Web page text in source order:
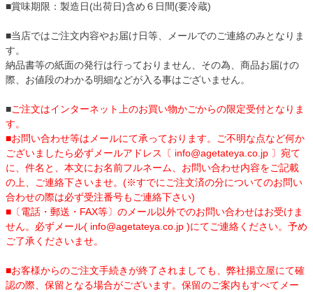
■賞味期限：製造日(出荷日)含め６日間(要冷蔵)
■当店ではご注文内容やお届け日等、メールでのご連絡のみとなりま
す。
納品書等の紙面の発行は行っておりません、その為、商品お届けの
際、お値段のわかる明細などが入る事はございません。
■ご注文はインターネット上のお買い物かごからの限定受付となりま
す。
■お問い合わせ等はメールにて承っております。ご不明な点など何か
ございましたら必ずメールアドレス〔 info@agetateya.co.jp 〕宛て
に、件名と、本文にお名前フルネーム、お問い合わせ内容をご記載
の上、ご連絡下さいませ。(※すでにご注文済の分についてのお問い
合わせの際は必ず受注番号もご連絡下さい)
■〔電話・郵送・FAX等〕のメール以外でのお問い合わせはお受けま
せん。必ずメール( info@agetateya.co.jp )にてご連絡ください。予め
ご了承くださいませ。
■お客様からのご注文手続きが終了されましても、弊社揚立屋にて確
認の際、保留となる場合がございます。保留のご案内もすべてメー